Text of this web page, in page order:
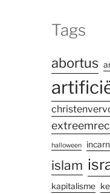
Tags
abortus
halloween
islam
kapitalisme